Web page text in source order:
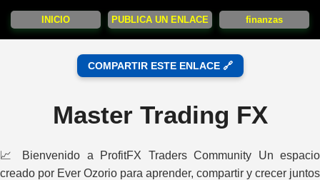
INICIO PUBLICA UN ENLACE finanzas
COMPARTIR ESTE ENLACE 🔗
Master Trading FX
📈 Bienvenido a ProfitFX Traders Community Un espacio
creado por Ever Ozorio para aprender, compartir y crecer juntos